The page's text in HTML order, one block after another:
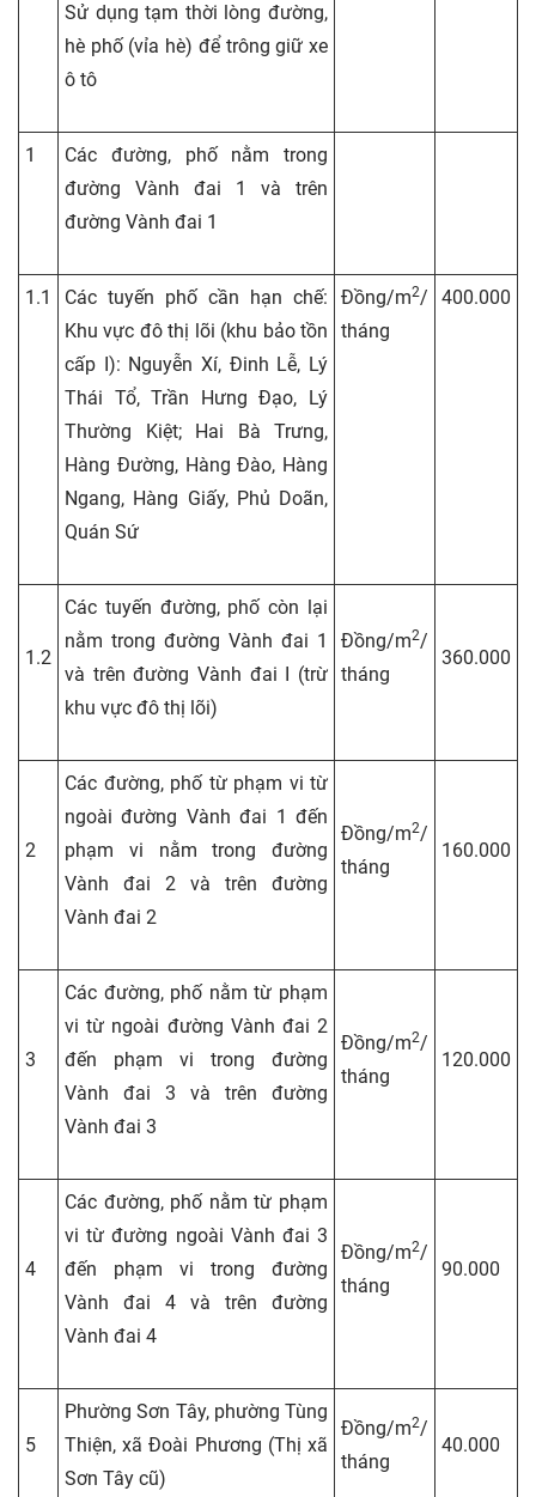
Sử dụng tạm thời lòng đường,
hè phố (vỉa hè) để trông giữ xe
ô tô
1
Các đường, phố nằm trong
đường Vành đai 1 và trên
đường Vành đai 1
1.1
Các tuyến phố cần hạn chế:
Khu vực đô thị lõi (khu bảo tồn
cấp I): Nguyễn Xí, Đinh Lễ, Lý
Thái Tổ, Trần Hưng Đạo, Lý
Thường Kiệt; Hai Bà Trưng,
Hàng Đường, Hàng Đào, Hàng
Ngang, Hàng Giấy, Phủ Doãn,
Quán Sứ
Đồng/m2/
tháng
400.000
1.2
Các tuyến đường, phố còn lại
nằm trong đường Vành đai 1
và trên đường Vành đai I (trừ
khu vực đô thị lõi)
Đồng/m2/
tháng
360.000
2
Các đường, phố từ phạm vi từ
ngoài đường Vành đai 1 đến
phạm vi nằm trong đường
Vành đai 2 và trên đường
Vành đai 2
Đồng/m2/
tháng
160.000
3
Các đường, phố nằm từ phạm
vi từ ngoài đường Vành đai 2
đến phạm vi trong đường
Vành đai 3 và trên đường
Vành đai 3
Đồng/m2/
tháng
120.000
4
Các đường, phố nằm từ phạm
vi từ đường ngoài Vành đai 3
đến phạm vi trong đường
Vành đai 4 và trên đường
Vành đai 4
Đồng/m2/
tháng
90.000
5
Phường Sơn Tây, phường Tùng
Thiện, xã Đoài Phương (Thị xã
Sơn Tây cũ)
Đồng/m2/
tháng
40.000